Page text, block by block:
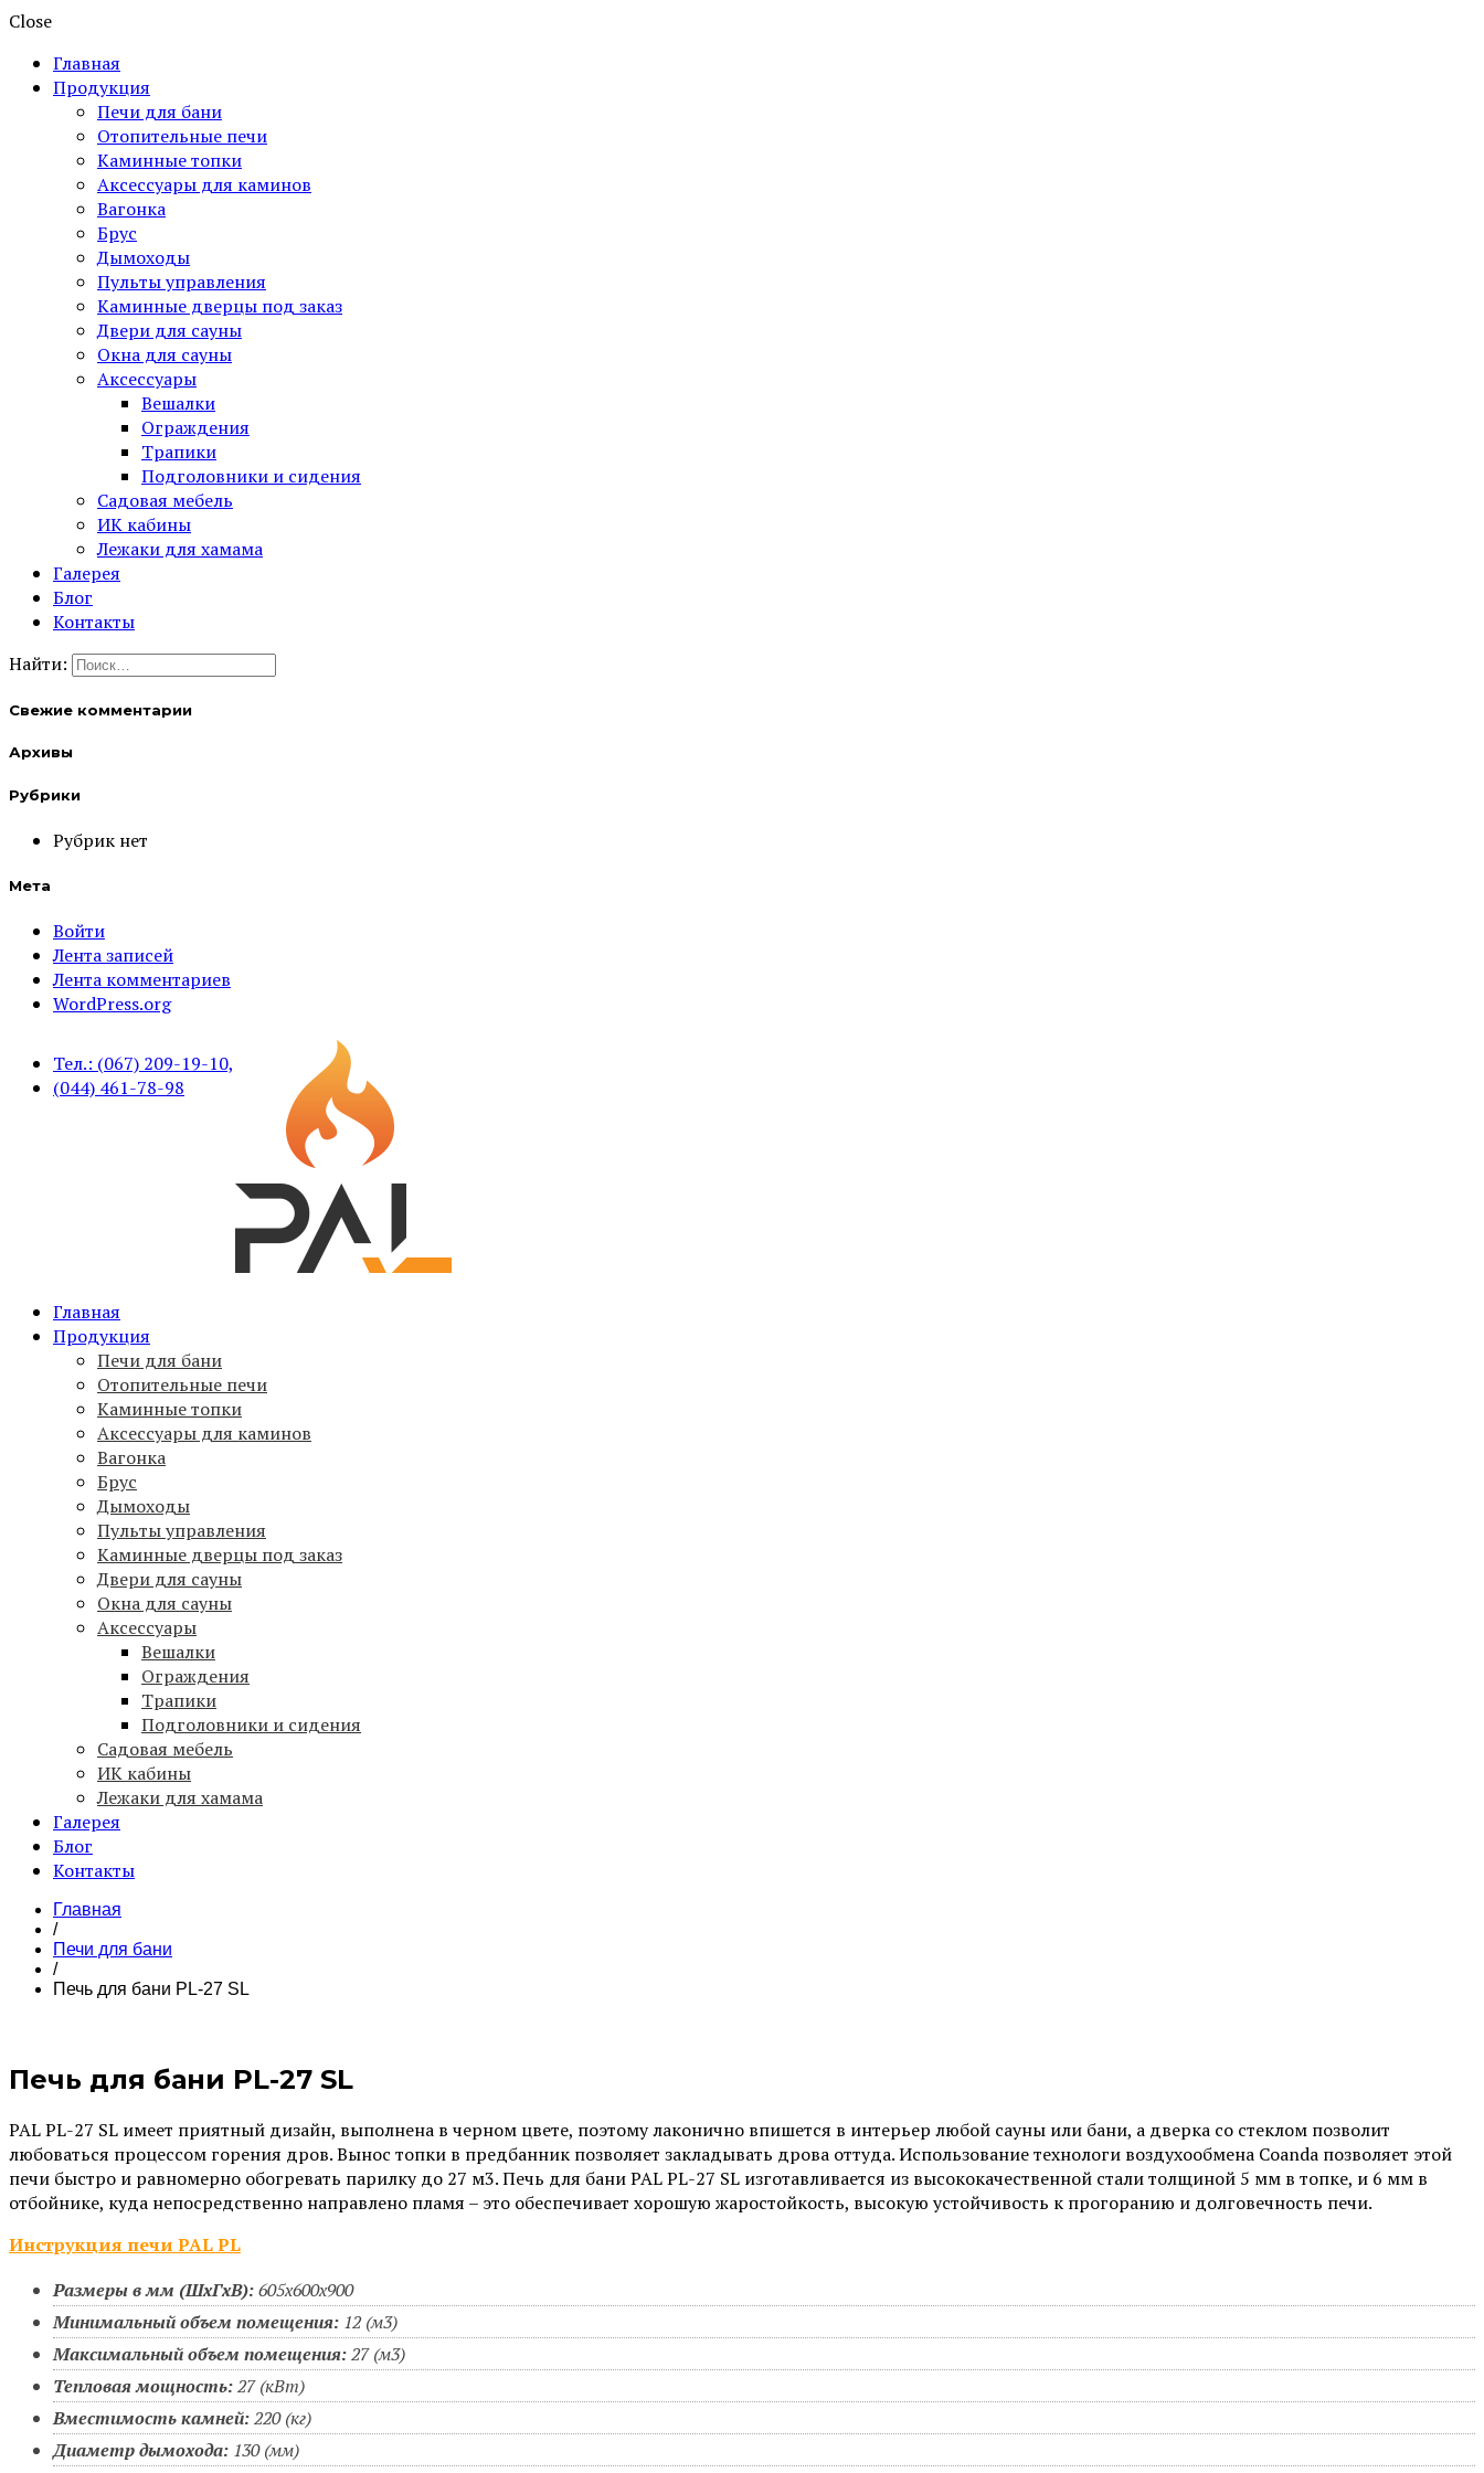
Close
Главная
Продукция
Печи для бани
Отопительные печи
Каминные топки
Аксессуары для каминов
Вагонка
Брус
Дымоходы
Пульты управления
Каминные дверцы под заказ
Двери для сауны
Окна для сауны
Аксессуары
Вешалки
Ограждения
Трапики
Подголовники и сидения
Садовая мебель
ИК кабины
Лежаки для хамама
Галерея
Блог
Контакты
Найти:
Свежие комментарии
Архивы
Рубрики
Рубрик нет
Мета
Войти
Лента записей
Лента комментариев
WordPress.org
Тел.: (067) 209-19-10,
(044) 461-78-98
PAL
Печи для бани PAL, вагонка, брус, дымоходы, аксессуары
Главная
Продукция
Печи для бани
Отопительные печи
Каминные топки
Аксессуары для каминов
Вагонка
Брус
Дымоходы
Пульты управления
Каминные дверцы под заказ
Двери для сауны
Окна для сауны
Аксессуары
Вешалки
Ограждения
Трапики
Подголовники и сидения
Садовая мебель
ИК кабины
Лежаки для хамама
Галерея
Блог
Контакты
Главная
/
Печи для бани
/
Печь для бани PL-27 SL
Печь для бани PL-27 SL
PAL PL-27 SL имеет приятный дизайн, выполнена в черном цвете, поэтому лаконично впишется в интерьер любой сауны или бани, а дверка со стеклом позволит
любоваться процессом горения дров. Вынос топки в предбанник позволяет закладывать дрова оттуда. Использование технологи воздухообмена Coanda позволяет этой
печи быстро и равномерно обогревать парилку до 27 м3. Печь для бани PAL PL-27 SL изготавливается из высококачественной стали толщиной 5 мм в топке, и 6 мм в
отбойнике, куда непосредственно направлено пламя – это обеспечивает хорошую жаростойкость, высокую устойчивость к прогоранию и долговечность печи.
Инструкция печи PAL PL
Размеры в мм (ШхГхВ):605х600х900
Минимальный объем помещения: 12 (м3)
Максимальный объем помещения:27 (м3)
Тепловая мощность:27 (кВт)
Вместимость камней:220 (кг)
Диаметр дымохода: 130 (мм)